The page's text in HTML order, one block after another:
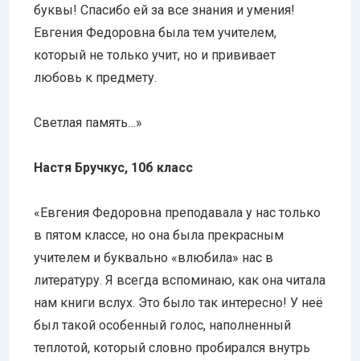
буквы! Спасибо ей за все знания и умения!
Евгения Федоровна была тем учителем,
который не только учит, но и прививает
любовь к предмету.
Светлая память…»
Настя Бручкус, 10б класс
«Евгения Федоровна преподавала у нас только
в пятом классе, но она была прекрасным
учителем и буквально «влюбила» нас в
литературу. Я всегда вспоминаю, как она читала
нам книги вслух. Это было так интересно! У неё
был такой особенный голос, наполненный
теплотой, который словно пробирался внутрь